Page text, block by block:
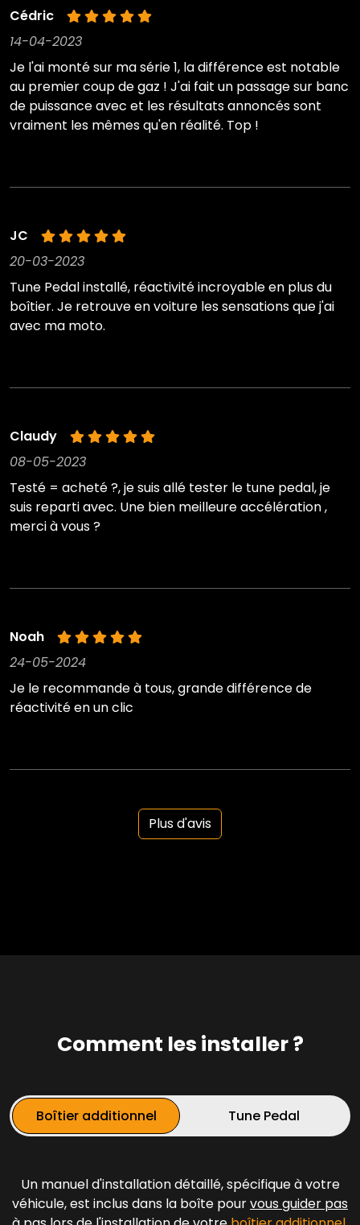
Cédric
14-04-2023
Je l'ai monté sur ma série 1, la différence est notable
au premier coup de gaz ! J'ai fait un passage sur banc
de puissance avec et les résultats annoncés sont
vraiment les mêmes qu'en réalité. Top !
JC
20-03-2023
Tune Pedal installé, réactivité incroyable en plus du
boîtier. Je retrouve en voiture les sensations que j'ai
avec ma moto.
Claudy
08-05-2023
Testé = acheté ?, je suis allé tester le tune pedal, je
suis reparti avec. Une bien meilleure accélération ,
merci à vous ?
Noah
24-05-2024
Je le recommande à tous, grande différence de
réactivité en un clic
Plus d'avis
Comment les installer ?
Boîtier additionnel Tune Pedal
Un manuel d'installation détaillé, spécifique à votre
véhicule, est inclus dans la boîte pourvous guider pas